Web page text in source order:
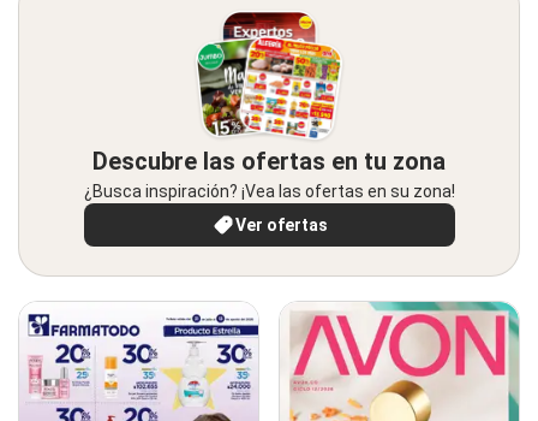
Descubre las ofertas en tu zona
¿Busca inspiración? ¡Vea las ofertas en su zona!
Ver ofertas